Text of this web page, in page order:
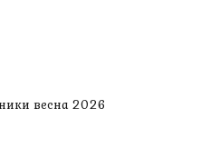
весна 2026